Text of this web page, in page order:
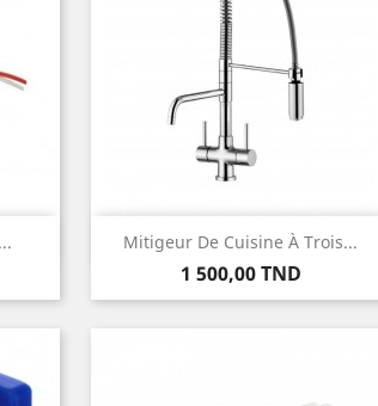
Mitigeur De Cuisine À Trois...
Prix
1 500,00 TND
Aperçu rapide